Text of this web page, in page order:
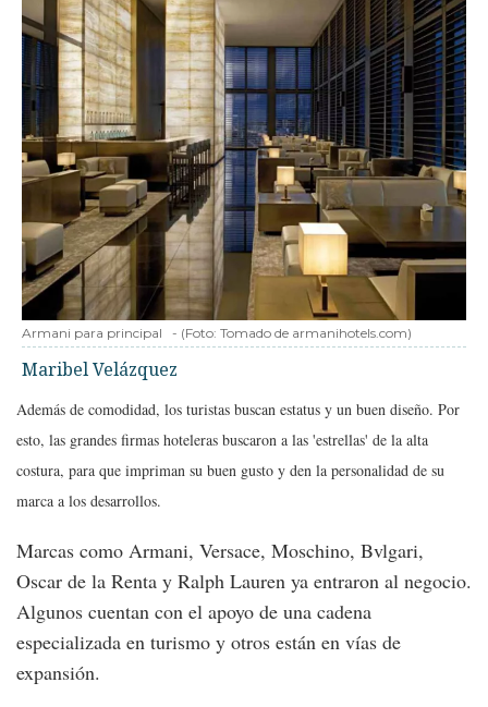
Armani para principal - (Foto: Tomado de armanihotels.com)
Maribel Velázquez
Además de comodidad, los turistas buscan estatus y un buen diseño. Por
esto, las grandes firmas hoteleras buscaron a las 'estrellas' de la alta
costura, para que impriman su buen gusto y den la personalidad de su
marca a los desarrollos.
Marcas como Armani, Versace, Moschino, Bvlgari,
Oscar de la Renta y Ralph Lauren ya entraron al negocio.
Algunos cuentan con el apoyo de una cadena
especializada en turismo y otros están en vías de
expansión.